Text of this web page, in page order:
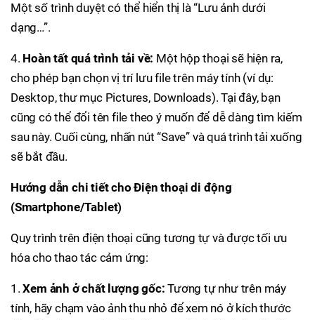
Một số trình duyệt có thể hiển thị là “Lưu ảnh dưới
dạng…”.
4. Hoàn tất quá trình tải về: Một hộp thoại sẽ hiện ra,
cho phép bạn chọn vị trí lưu file trên máy tính (ví dụ:
Desktop, thư mục Pictures, Downloads). Tại đây, bạn
cũng có thể đổi tên file theo ý muốn để dễ dàng tìm kiếm
sau này. Cuối cùng, nhấn nút “Save” và quá trình tải xuống
sẽ bắt đầu.
Hướng dẫn chi tiết cho Điện thoại di động
(Smartphone/Tablet)
Quy trình trên điện thoại cũng tương tự và được tối ưu
hóa cho thao tác cảm ứng:
1.Xem ảnh ở chất lượng gốc: Tương tự như trên máy
tính, hãy chạm vào ảnh thu nhỏ để xem nó ở kích thước